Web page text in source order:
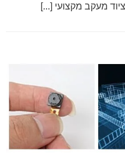
מעקב מקצועי [...]